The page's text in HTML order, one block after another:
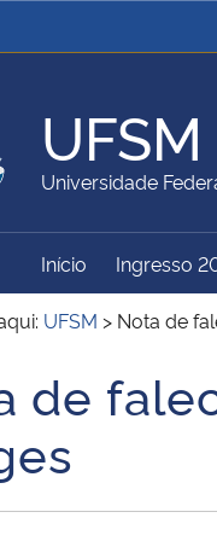
Agricultura,
Meio Ambiente
Governo
UFSM
Universidade
Menu Principal do Sítio
Início Ingresso
UFSM > Nota de
de